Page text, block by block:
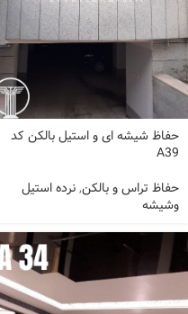
حفاظ شیشه ای و استیل بالکن کد
A39
حفاظ تراس و بالکن,نرده استیل
وشیشه